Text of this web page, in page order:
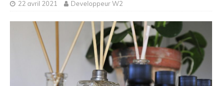
22 avril 2021 Developpeur W2